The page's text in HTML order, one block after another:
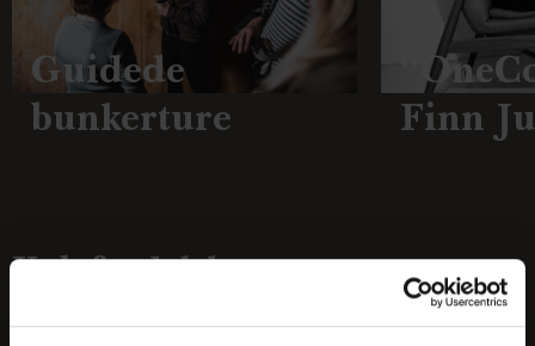
Guidede
bunkerture
Finn
Køb fordelskort